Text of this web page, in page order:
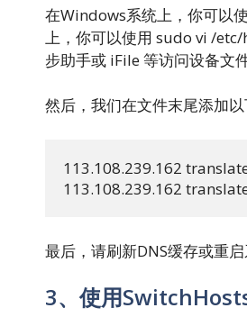
在Windows系统上，你可以
上，你可以使用 sudo vi /
步助手或 iFile 等访问设备文
然后，我们在文件末尾添加以
113.108.239.162
113.108.239.162
最后，请刷新DNS缓存或重启
3、使用